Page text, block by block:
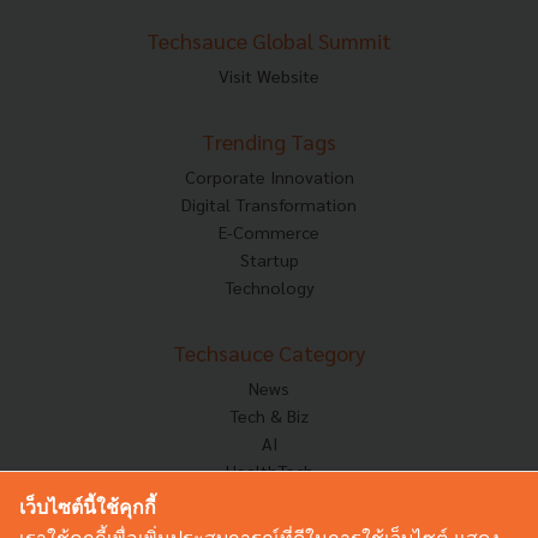
Techsauce Global Summit
Visit Website
Trending Tags
Corporate Innovation
Digital Transformation
E-Commerce
Startup
Technology
Techsauce Category
News
Tech & Biz
AI
HealthTech
Corp Innov
เว็บไซต์นี้ใช้คุกกี้